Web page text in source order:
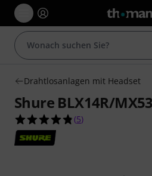
Drahtlosanlagen mit Headset
Shure BLX14R/
4.8 von 5 Sternen
(5)